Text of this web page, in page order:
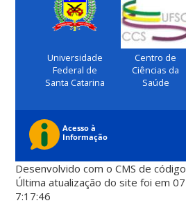
Universidade
Federal de
Santa Catarina
Centro de
Ciências da
Saúde
Desenvolvido com o CMS de
Última atualização do site foi em
7:17:46